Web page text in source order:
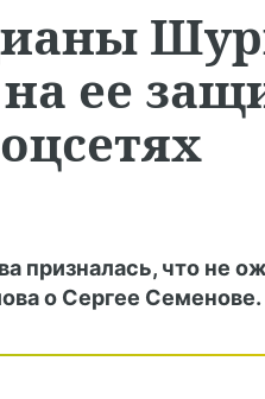
ее
призналась, что не
о Сергее Семенове.